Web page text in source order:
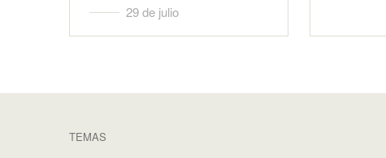
29 de julio
TEMAS